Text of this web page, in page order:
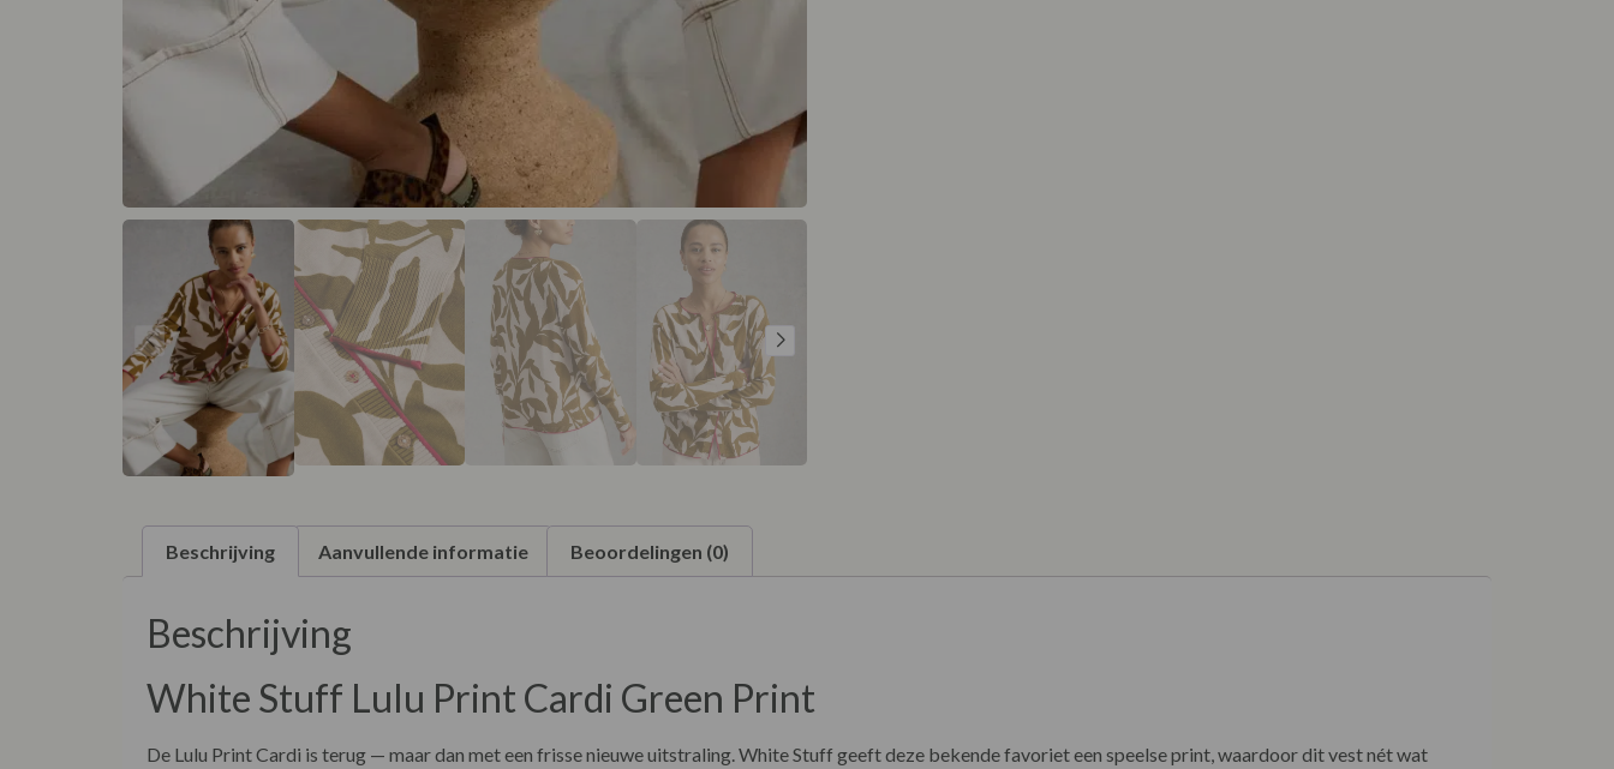
Beschrijving Aanvullende informatie Beoordelingen (0)
Beschrijving
White Stuff Lulu Print Cardi Green Print
De Lulu Print Cardi is terug — maar dan met een frisse nieuwe uitstraling. White Stuff geeft deze bekende favoriet een speelse print, waardoor dit vest nét wat